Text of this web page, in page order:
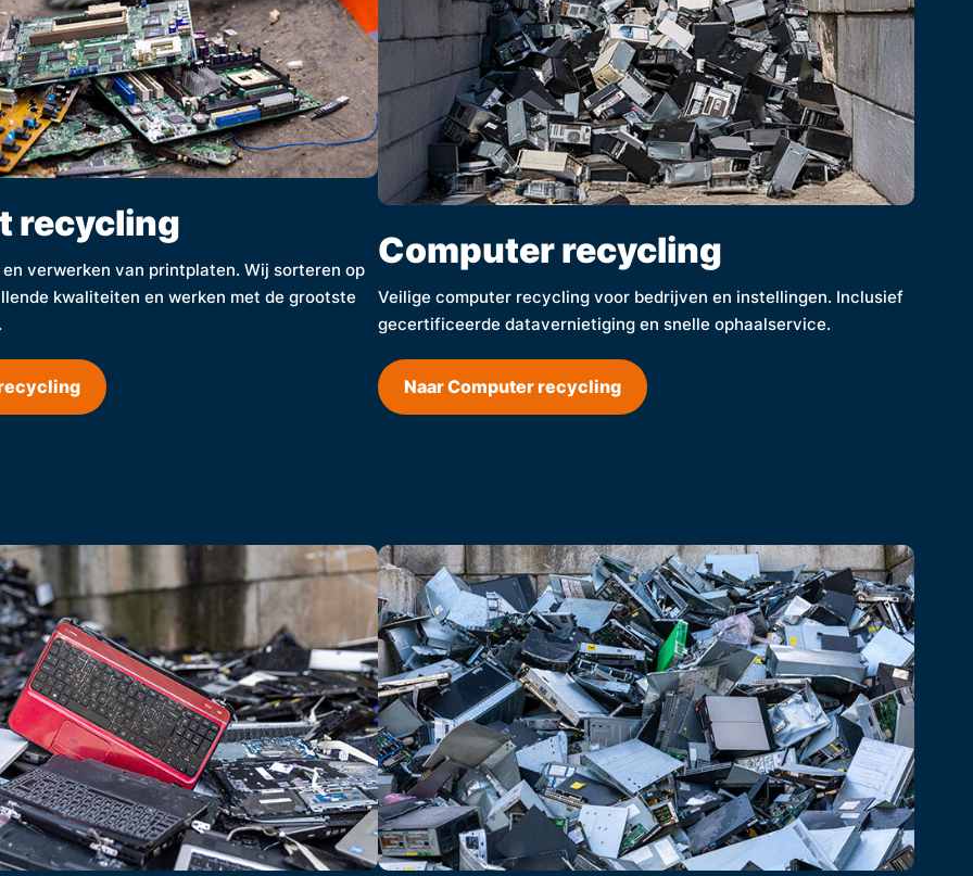
recycling
verwerken van printplaten. Wij sorteren op
kwaliteiten en werken met de grootste
Computer recycling
Veilige computer recycling voor bedrijven en instellingen. Inclusief
gecertificeerde datavernietiging en snelle ophaalservice.
Naar Computer recycling